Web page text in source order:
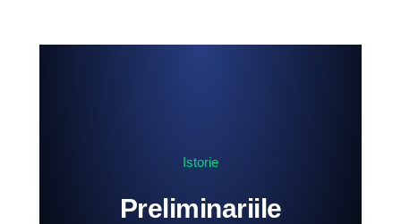
Istorie
Preliminariile